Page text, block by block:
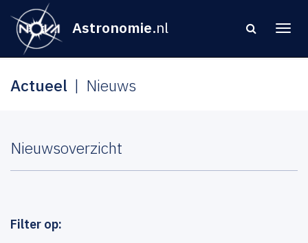
Astronomie.nl
Actueel Nieuws
Nieuwsoverzicht
Filter op: